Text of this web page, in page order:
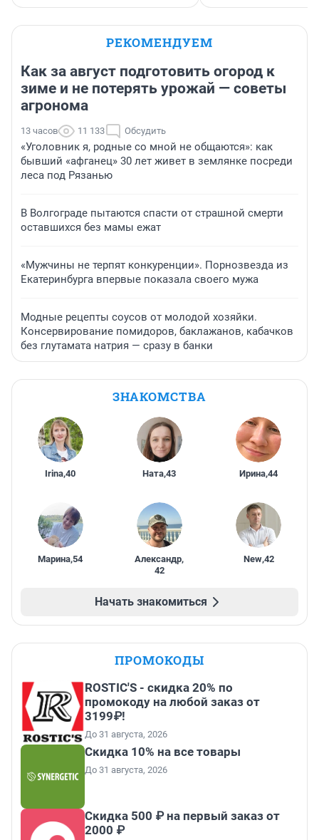
РЕКОМЕНДУЕМ
Как за август подготовить огород к
зиме и не потерять урожай — советы
агронома
13 часов 11 133 Обсудить
«Уголовник я, родные со мной не общаются»: как
бывший «афганец» 30 лет живет в землянке посреди
леса под Рязанью
В Волгограде пытаются спасти от страшной смерти
оставшихся без мамы ежат
«Мужчины не терпят конкуренции». Порнозвезда из
Екатеринбурга впервые показала своего мужа
Модные рецепты соусов от молодой хозяйки.
Консервирование помидоров, баклажанов, кабачков
без глутамата натрия — сразу в банки
ЗНАКОМСТВА
Irina,40 Ната,43 Ирина,44
Марина,54 Александр,
42
New,42
Начать знакомиться
ПРОМОКОДЫ
ROSTIC'S - скидка 20% по
промокоду на любой заказ от
3199₽!
До 31 августа, 2026
Скидка 10% на все товары
До 31 августа, 2026
Скидка 500 ₽ на первый заказ от
2000 ₽